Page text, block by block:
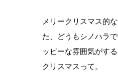
メリークリスマス的
た、どうもシノハラ
ッピーな雰囲気がす
クリスマスって。